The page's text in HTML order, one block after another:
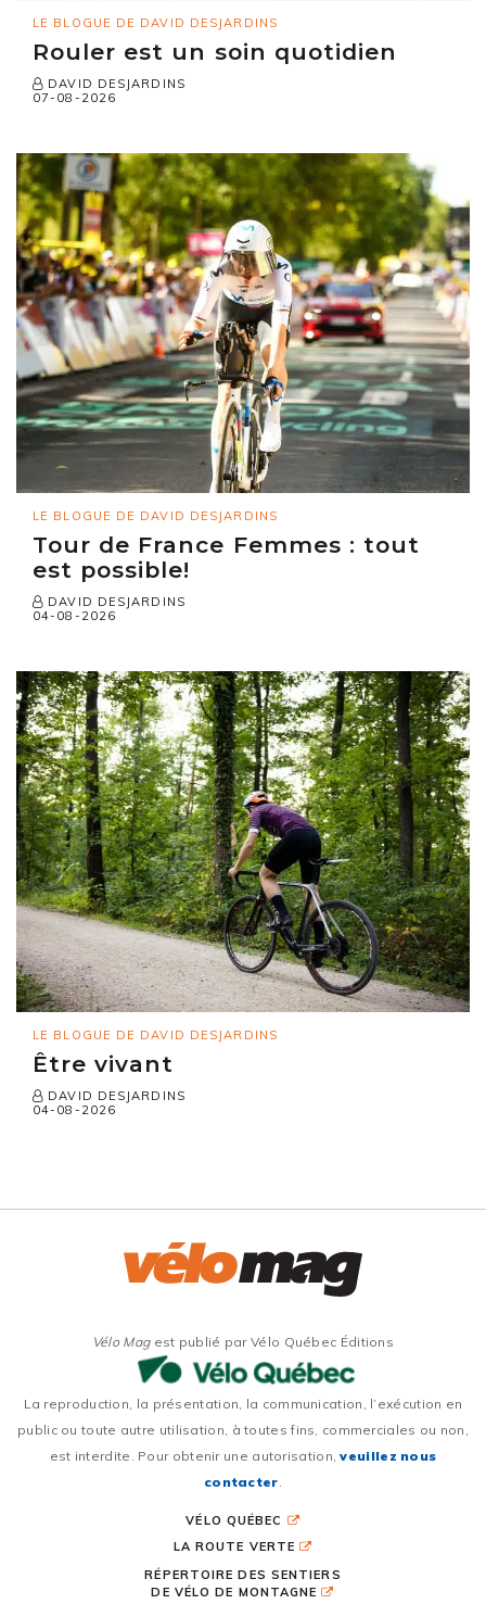
LE BLOGUE DE DAVID DESJARDINS
Rouler est un soin quotidien
DAVID DESJARDINS
07-08-2026
LE BLOGUE DE DAVID DESJARDINS
Tour de France Femmes : tout
est possible!
DAVID DESJARDINS
04-08-2026
LE BLOGUE DE DAVID DESJARDINS
Être vivant
DAVID DESJARDINS
04-08-2026
Vélo Magest publié par Vélo Québec Éditions
La reproduction, la présentation, la communication, l’exécution en
public ou toute autre utilisation, à toutes fins, commerciales ou non,
est interdite. Pour obtenir une autorisation,veuillez nous
contacter
VÉLO QUÉBEC
LA ROUTE VERTE
RÉPERTOIRE DES SENTIERS
DE VÉLO DE MONTAGNE